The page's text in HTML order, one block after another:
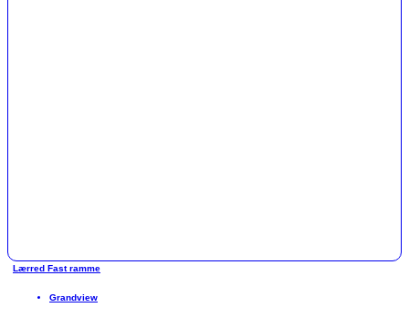
Lærred Fast ramme
Grandview